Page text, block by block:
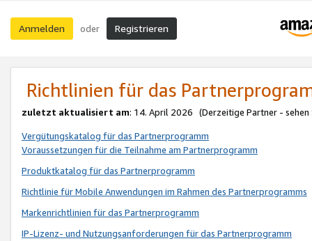
Anmelden oder Registrieren
Richtlinien für das
zuletzt aktualisiert am: 14. April 2026 (Derzeitige Partner - sehen
Vergütungskatalog für das Partnerprogramm
Voraussetzungen für die Teilnahme am Partnerprogramm
Produktkatalog für das Partnerprogramm
Richtlinie für Mobile Anwendungen im Rahmen des Partnerprogramms
Markenrichtlinien für das Partnerprogramm
IP-Lizenz- und Nutzungsanforderungen für das Partnerprogramm